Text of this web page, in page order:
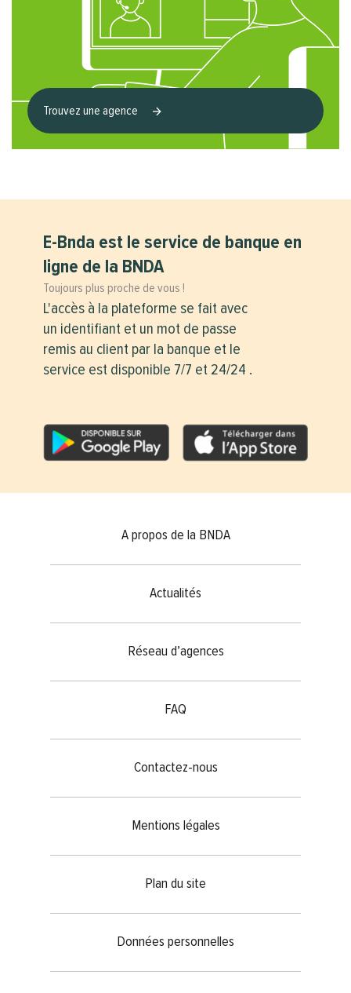
Trouvez une agence
E-Bnda est le service de banque en
ligne de la BNDA
Toujours plus proche de vous !
L'accès à la plateforme se fait avec
un identifiant et un mot de passe
remis au client par la banque et le
service est disponible 7/7 et 24/24 .
A propos de la BNDA
Actualités
Réseau d’agences
FAQ
Contactez-nous
Mentions légales
Plan du site
Données personnelles